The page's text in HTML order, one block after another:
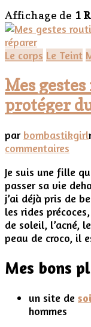
Affichage de 1
Le corps Le Teint
Mes
protéger
par bombastikgirl
commentaires
pour
me
du
et
Je suis une fille
passer sa vie
j’ai déjà pris de
les rides
de soleil, l’acné,
peau de croco, il
Mes bons
un site de
hommes